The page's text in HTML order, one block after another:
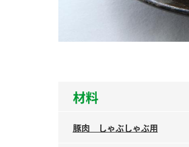
材料
豚肉 しゃぶしゃぶ用